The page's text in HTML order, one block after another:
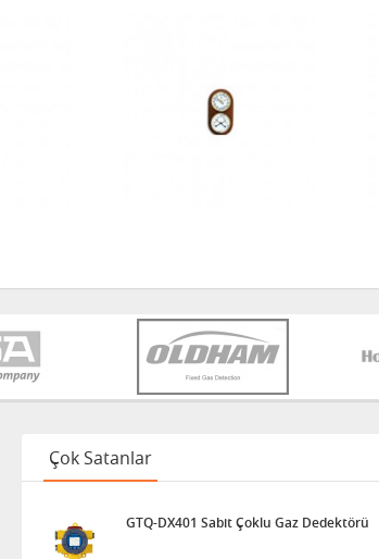
Çok Satanlar
GTQ-DX401 Sabit Çoklu Gaz Dedektörü